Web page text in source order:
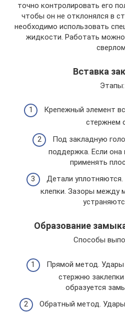
точно контролировать его
чтобы он не отклонялся в
необходимо использовать
жидкости. Работать
Вставка
Этапы:
Крепежный элемент
стержнем
Под закладную
поддержка. Если она
применять
Детали
клепки. Зазоры между
Образование
Способы
Прямой метод. Удары
стержню
образуется
Обратный метод.